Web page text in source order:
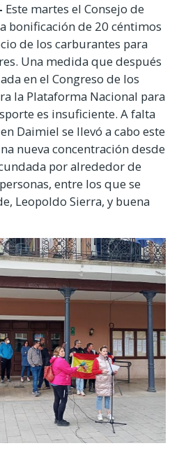
Este martes el Consejo de
bonificación de 20 céntimos
de los carburantes para
Una medida que después
en el Congreso de los
la Plataforma Nacional para
es insuficiente. A falta
Daimiel se llevó a cabo este
nueva concentración desde
por alrededor de
entre los que se
Leopoldo Sierra, y buena